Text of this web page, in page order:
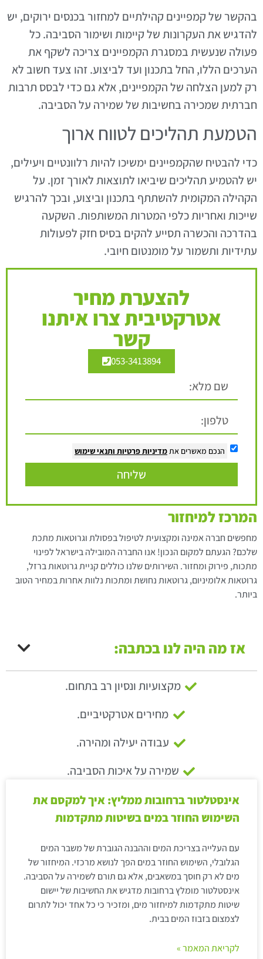
בהקשר של קמפיינים קהילתיים למחזור בכנסים ירוקים, יש
להדגיש את העקרונות של קיימות ושימור הסביבה. כל
פעולה שנעשית במסגרת הקמפיינים צריכה לשקף את
הערכים הללו, החל בתכנון ועד לביצוע. זהו צעד חשוב לא
רק למען הצלחה של הקמפיינים, אלא גם כדי לבסס תרבות
חברתית שמכירה בחשיבות של שמירה על הסביבה.
הטמעת תהליכים לטווח ארוך
כדי להבטיח שהקמפיינים ימשיכו להיות רלוונטיים ויעילים,
יש להטמיע תהליכים שיביאו לתוצאות לאורך זמן. על
הקהילה המקומית להשתתף בתכנון וביצוע, ובכך להרגיש
שייכות ואחריות כלפי המטרות המשותפות. השקעה
בהדרכה והכשרה תסייע להקים בסיס חזק לפעולות
עתידיות ותשמור על מומנטום חיובי.
להצערת מחיר
אטרקטיבית צרו איתנו
קשר
053-3413894
הנכם מאשרים אתמדיניות פרטיות ותנאי שימוש
שליחה
המרכז למיחזור
מחפשים חברה אמינה ומקצועית לטיפול בפסולת וגרוטאות מתכת
שלכם? הגעתם למקום הנכון! אנו החברה המובילה בישראל לפינוי
מתכות, פירוק ומחזור. השירותים שלנו כוללים קניית גרוטאות ברזל,
גרוטאות אלומיניום, גרוטאות נחושת ומתכות נלוות אחרות במחיר הטוב
ביותר.
אז מה היה לנו בכתבה:
מקצועיות ונסיון רב בתחום.
מחירים אטרקטיביים.
עבודה יעילה ומהירה.
שמירה על איכות הסביבה.
אינסטלטור ברחובות ממליץ: איך למקסם את
השימוש החוזר במים בשיטות מתקדמות
עם העלייה בצריכת המים וההבנה הגוברת של משבר המים
הגלובלי, השימוש החוזר במים הפך לנושא מרכזי. המיחזור של
מים לא רק חוסך במשאבים, אלא גם תורם לשמירה על הסביבה.
אינסטלטור מומלץ ברחובות מדגיש את החשיבות של יישום
שיטות מתקדמות למיחזור מים, ומזכיר כי כל אחד יכול לתרום
לצמצום בזבוז המים בבית.
לקריאת המאמר »